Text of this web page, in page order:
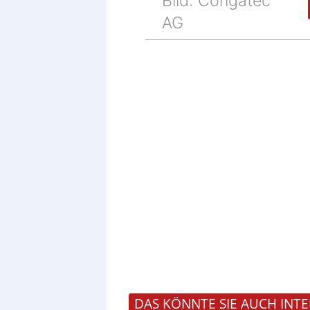
AG
DAS KÖNNTE SIE AUCH